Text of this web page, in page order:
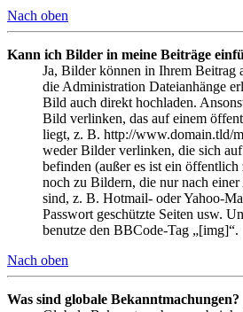
Nach oben
Kann ich Bilder in meine Beiträge
Ja, Bilder können in Ihrem Beitrag
die Administration Dateianhänge
Bild auch direkt hochladen.
Bild verlinken, das auf einem
liegt, z. B. http://www.domain.tld/
weder Bilder verlinken, die sich
befinden (außer es ist ein
noch zu Bildern, die nur nach
sind, z. B. Hotmail- oder Yahoo-
Passwort geschützte Seiten usw.
benutze den BBCode-Tag „[img]“.
Nach oben
Was sind globale Bekanntmachungen?